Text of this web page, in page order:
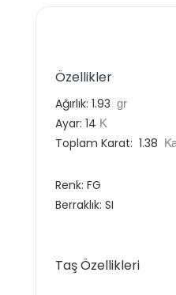
Özellikler
Ağırlık: 1.93 gr
Ayar: 14 K
Toplam Karat: 1.38
Renk: FG
Berraklık: SI
Taş Özellikleri